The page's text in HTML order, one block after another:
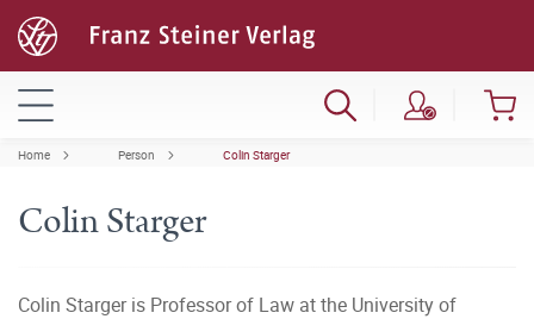
Home Person Colin Starger
Colin Starger
Colin Starger is Professor of Law at the University of